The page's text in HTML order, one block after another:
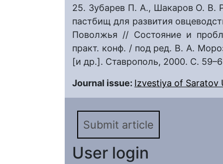
25. Зубарев П. А., Шакаров О. В.
пастбищ для развития
Поволжья // Состояние и
практ. конф. / под ред. В. А.
[и др.]. Ставрополь, 2000. С.
Journal issue: Izvestiya of Saratov
Submit article
User login